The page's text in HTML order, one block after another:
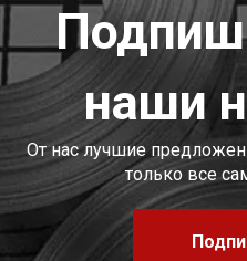
наши
От нас лучшие
только все